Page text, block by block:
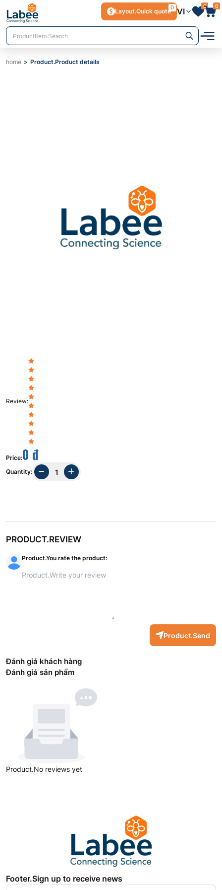
Layout.Quick quote
0 VI
0 0
home Product.Product details
Review:
Price:0 đ
Quantity:
PRODUCT.REVIEW
Product.You rate the product:
Product.Send
Đánh giá khách hàng
Đánh giá sản phẩm
Product.No reviews yet
Footer.Sign up to receive news